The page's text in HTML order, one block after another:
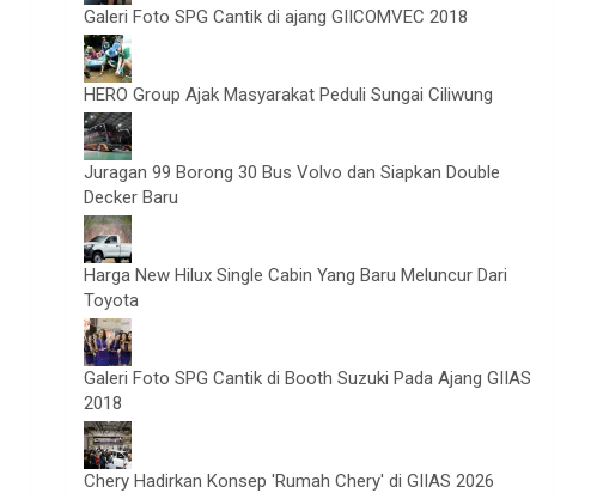
Galeri Foto SPG Cantik di ajang GIICOMVEC 2018
HERO Group Ajak Masyarakat Peduli Sungai Ciliwung
Juragan 99 Borong 30 Bus Volvo dan Siapkan Double
Decker Baru
Harga New Hilux Single Cabin Yang Baru Meluncur Dari
Toyota
Galeri Foto SPG Cantik di Booth Suzuki Pada Ajang GIIAS
2018
Chery Hadirkan Konsep 'Rumah Chery' di GIIAS 2026